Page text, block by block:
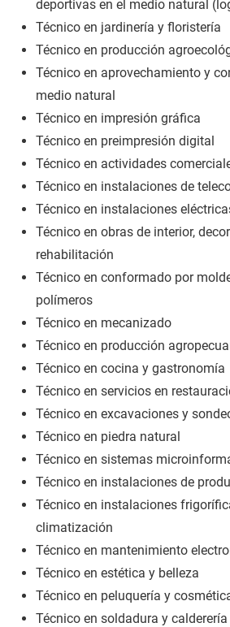
deportivas en el medio natural
Técnico en jardinería y floristería
Técnico en producción
Técnico en aprovechamiento y
medio natural
Técnico en impresión gráfica
Técnico en preimpresión digital
Técnico en actividades
Técnico en instalaciones de
Técnico en instalaciones
Técnico en obras de interior,
rehabilitación
Técnico en conformado por
polímeros
Técnico en mecanizado
Técnico en producción
Técnico en cocina y gastronomía
Técnico en servicios en
Técnico en excavaciones y
Técnico en piedra natural
Técnico en sistemas
Técnico en instalaciones de
Técnico en instalaciones
climatización
Técnico en mantenimiento
Técnico en estética y belleza
Técnico en peluquería y
Técnico en soldadura y calderería